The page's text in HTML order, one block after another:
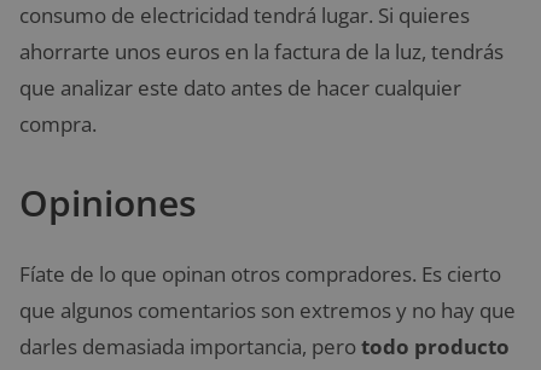
consumo de electricidad tendrá lugar. Si quieres
ahorrarte unos euros en la factura de la luz, tendrás
que analizar este dato antes de hacer cualquier
compra.
Opiniones
Fíate de lo que opinan otros compradores. Es cierto
que algunos comentarios son extremos y no hay que
darles demasiada importancia, perotodo producto